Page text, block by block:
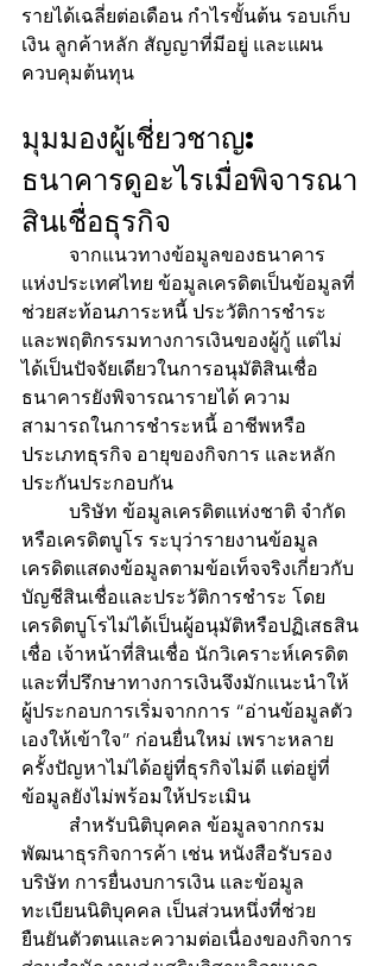
รายได้เฉลี่ยต่อเดือน กำไรขั้นต้น รอบเก็บ
เงิน ลูกค้าหลัก สัญญาที่มีอยู่ และแผน
ควบคุมต้นทุน
มุมมองผู้เชี่ยวชาญ:
ธนาคารดูอะไรเมื่อพิจารณา
สินเชื่อธุรกิจ
แห่งประเทศไทย ข้อมูลเครดิตเป็นข้อมูลที่
ช่วยสะท้อนภาระหนี้ ประวัติการชำระ
และพฤติกรรมทางการเงินของผู้กู้ แต่ไม่
ได้เป็นปัจจัยเดียวในการอนุมัติสินเชื่อ
ธนาคารยังพิจารณารายได้ ความ
สามารถในการชำระหนี้ อาชีพหรือ
ประเภทธุรกิจ อายุของกิจการ และหลัก
ประกันประกอบกัน
หรือเครดิตบูโร ระบุว่ารายงานข้อมูล
เครดิตแสดงข้อมูลตามข้อเท็จจริงเกี่ยวกับ
บัญชีสินเชื่อและประวัติการชำระ โดย
เครดิตบูโรไม่ได้เป็นผู้อนุมัติหรือปฏิเสธสิน
เชื่อ เจ้าหน้าที่สินเชื่อ นักวิเคราะห์เครดิต
และที่ปรึกษาทางการเงินจึงมักแนะนำให้
ผู้ประกอบการเริ่มจากการ “อ่านข้อมูลตัว
เองให้เข้าใจ” ก่อนยื่นใหม่ เพราะหลาย
ครั้งปัญหาไม่ได้อยู่ที่ธุรกิจไม่ดี แต่อยู่ที่
ข้อมูลยังไม่พร้อมให้ประเมิน
พัฒนาธุรกิจการค้า เช่น หนังสือรับรอง
บริษัท การยื่นงบการเงิน และข้อมูล
ทะเบียนนิติบุคคล เป็นส่วนหนึ่งที่ช่วย
ยืนยันตัวตนและความต่อเนื่องของกิจการ